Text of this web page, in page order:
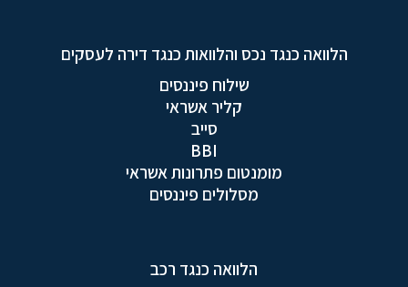
הלוואה כנגד נכס והלוואות כנגד דירה לעסקים
שילוח פיננסים
קליר אשראי
סייב
BBI
מומנטום פתרונות אשראי
מסלולים פיננסים
הלוואה כנגד רכב